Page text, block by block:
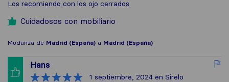
Los recomiendo con los ojo cerrados.
Cuidadosos con mobiliario
Mudanza de Madrid (España) a Madrid (España)
Hans
1 septiembre, 2024 en Sirelo